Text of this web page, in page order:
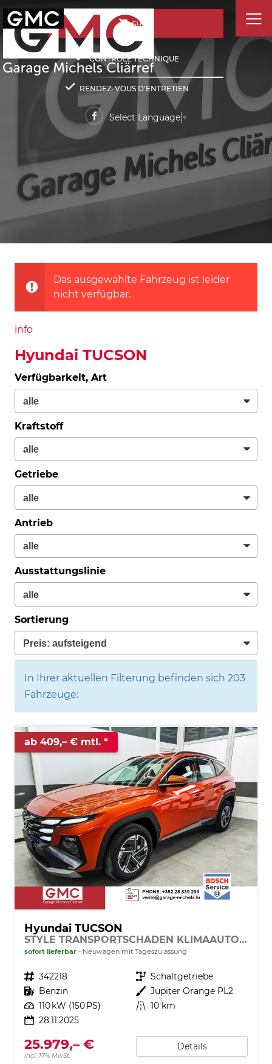
SHOP
CONTRÔLE TECHNIQUE
RENDEZ-VOUS D'ENTRETIEN
Select Language ▼
Das ausgewählte Fahrzeug ist leider
nicht verfügbar.
info
Hyundai TUCSON
Verfügbarkeit, Art
Kraftstoff
Getriebe
Antrieb
Ausstattungslinie
Sortierung
In Ihrer aktuellen Filterung befinden sich 203
Fahrzeuge:
ab 409,– € mtl.
Hyundai TUCSON
STYLE TRANSPORTSCHADEN KLIMAAUTOMATIK TOTWINKEL NAVI SHZ RFK PDC
sofort lieferbar Neuwagen mit Tageszulassung
Fahrzeugnr. 342218 Getriebe Schaltgetriebe
Kraftstoff Benzin Außenfarbe Jupiter Orange PL2
Leistung 110 kW (150 PS) Kilometerstand 10 km
28.11.2025
25.979,– €
incl. 17% MwSt.
Details